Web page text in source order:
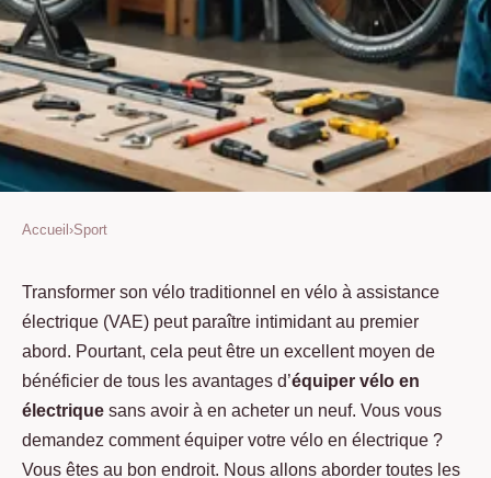
Equiper son vélo en électrique :
un guide pratique pour booster
votre deux-roues
Lavigne•11 juillet 2023•3 min de lecture
Accueil ›Sport
Transformer son vélo traditionnel en vélo à assistance
électrique (VAE) peut paraître intimidant au premier
abord. Pourtant, cela peut être un excellent moyen de
bénéficier de tous les avantages d’équiper vélo en
électrique sans avoir à en acheter un neuf. Vous vous
demandez comment équiper votre vélo en électrique ?
Vous êtes au bon endroit. Nous allons aborder toutes les